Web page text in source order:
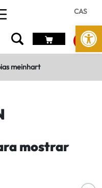
Abrir
CAS
meinhart
mostrar